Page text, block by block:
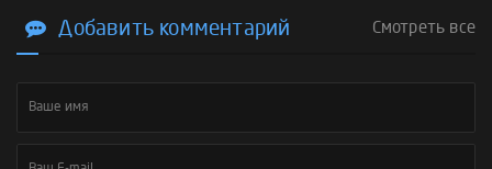
Добавить комментарий Смотреть все